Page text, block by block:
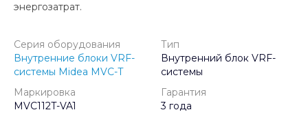
энергозатрат.
Серия оборудования
Внутренние блоки VRF-
системы Midea MVC-T
Тип
Внутренний блок VRF-
системы
Маркировка
MVC112T-VA1
Гарантия
3 года